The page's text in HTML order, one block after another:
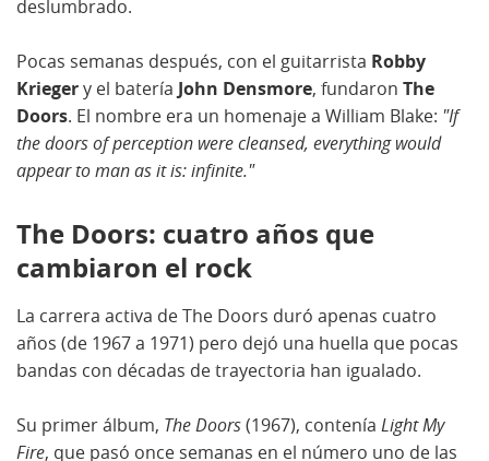
deslumbrado.
Pocas semanas después, con el guitarrista Robby
Kriegery el batería John Densmore, fundaron The
Doors. El nombre era un homenaje a William Blake: "If
the doors of perception were cleansed, everything would
appear to man as it is: infinite."
The Doors: cuatro años que
cambiaron el rock
La carrera activa de The Doors duró apenas cuatro
años (de 1967 a 1971) pero dejó una huella que pocas
bandas con décadas de trayectoria han igualado.
Su primer álbum, The Doors(1967), contenía Light My
Fire, que pasó once semanas en el número uno de las